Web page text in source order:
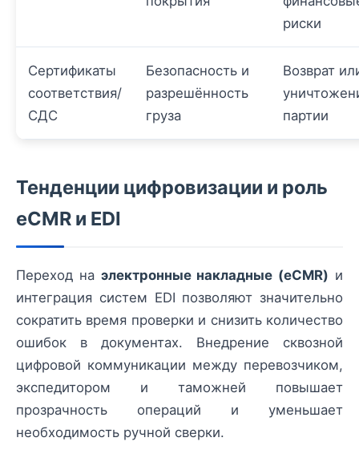
риски
Сертификаты
соответствия/
СДС
Безопасность и
разрешённость
груза
Возврат
партии
Тенденции цифровизации и роль
eCMR и EDI
Переход на электронные накладные (eCMR) и
интеграция систем EDI позволяют значительно
сократить время проверки и снизить количество
ошибок в документах. Внедрение сквозной
цифровой коммуникации между перевозчиком,
экспедитором и таможней повышает
прозрачность операций и уменьшает
необходимость ручной сверки.